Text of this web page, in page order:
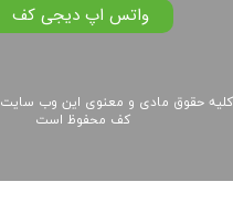
کلیه حقوق مادی و معنوی این وب سایت
کف محفوظ است
واتس اپ دیجی کف